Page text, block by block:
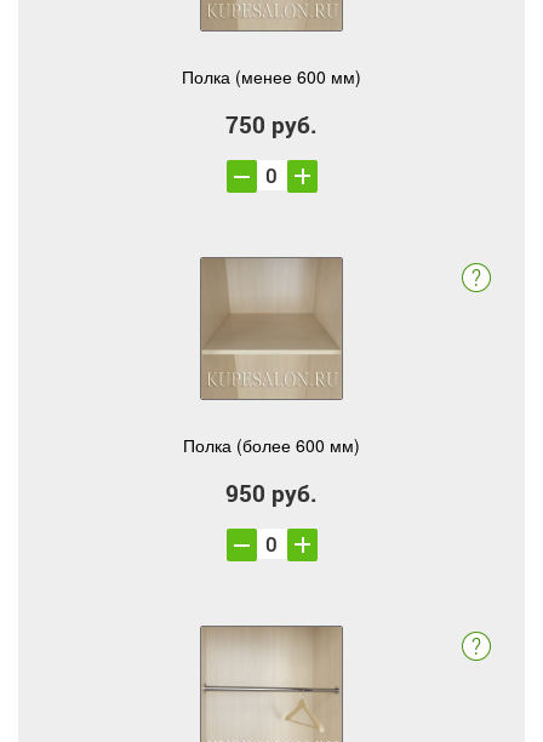
Полка (менее 600 мм)
750 руб.
Полка (более 600 мм)
950 руб.